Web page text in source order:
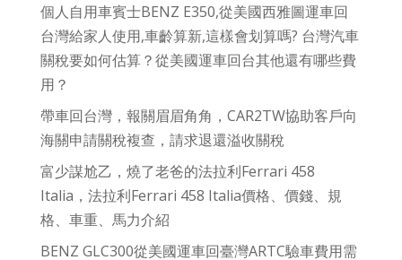
個人自用車賓士BENZ E350,從美國西雅圖運車回
台灣給家人使用,車齡算新,這樣會划算嗎? 台灣汽車
關稅要如何估算？從美國運車回台其他還有哪些費
用？
帶車回台灣，報關眉眉角角，CAR2TW協助客戶向
海關申請關稅複查，請求退還溢收關稅
富少謀尬乙，燒了老爸的法拉利Ferrari 458
Italia，法拉利Ferrari 458 Italia價格、價錢、規
格、車重、馬力介紹
BENZ GLC300從美國運車回臺灣ARTC驗車費用需